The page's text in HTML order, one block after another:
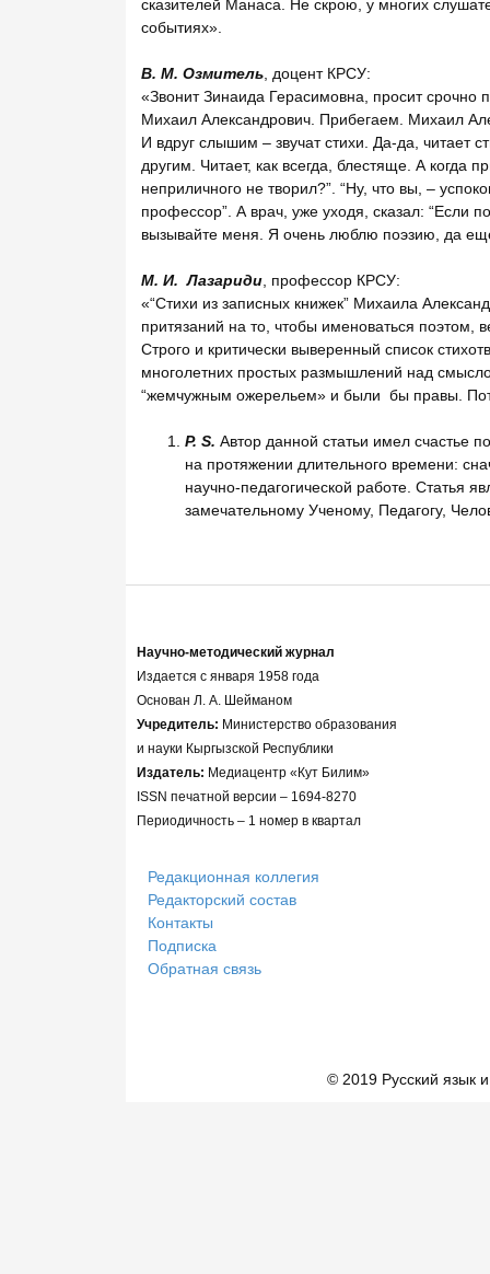
сказителей Манаса. Не скрою, у многих
событиях».
В. М. Озмитель, доцент КРСУ:
«Звонит Зинаида Герасимовна, просит срочно
Михаил Александрович. Прибегаем. Михаил
И вдруг слышим – звучат стихи. Да-да, читает
другим. Читает, как всегда, блестяще. А когда
неприличного не творил?”. “Ну, что вы, –
профессор”. А врач, уже уходя, сказал: “Если
вызывайте меня. Я очень люблю поэзию, да
М. И. Лазариди, профессор КРСУ:
«“Стихи из записных книжек” Михаила
притязаний на то, чтобы именоваться поэтом,
Строго и критически выверенный список
многолетних простых размышлений над
“жемчужным ожерельем» и были бы правы.
P. S. Автор данной статьи имел счастье
на протяжении длительного времени:
научно-педагогической работе. Статья
замечательному Ученому, Педагогу,
Научно-методический журнал
Издается с января 1958 года
Основан Л. А. Шейманом
Учредитель: Министерство образования
и науки Кыргызской Республики
Издатель: Медиацентр «Кут Билим»
ISSN печатной версии – 1694-8270
Периодичность – 1 номер в квартал
Редакционная коллегия
Редакторский состав
Контакты
Подписка
Обратная связь
© 2019 Русский язык